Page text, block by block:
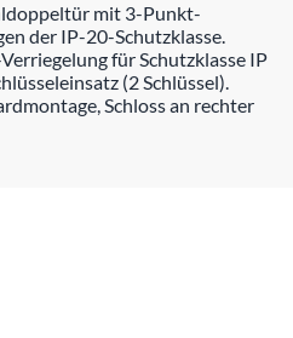
mit 3-Punkt-
der IP-20-Schutzklasse.
für Schutzklasse IP
(2 Schlüssel).
Schloss an rechter